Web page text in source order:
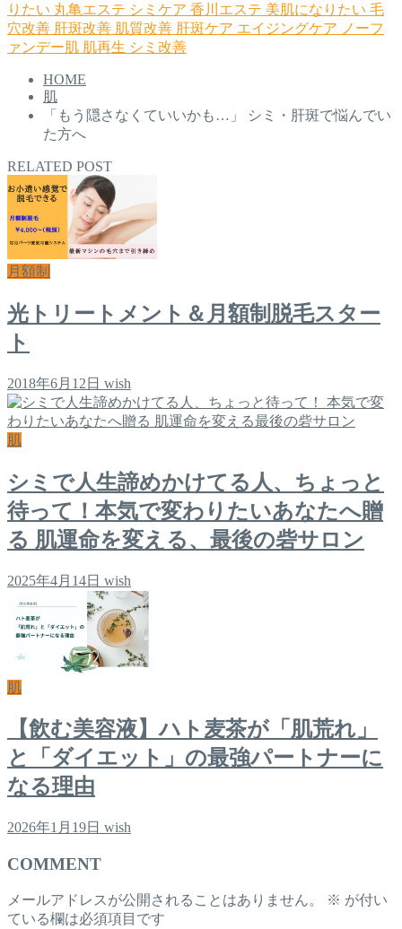
りたい 丸亀エステ シミケア 香川エステ 美肌になりたい 毛
穴改善 肝斑改善 肌質改善 肝斑ケア エイジングケア ノーフ
ァンデー肌 肌再生 シミ改善
HOME
肌
「もう隠さなくていいかも…」 シミ・肝斑で悩んでい
た方へ
RELATED POST
月額制
光トリートメント＆月額制脱毛スター
ト
2018年6月12日 wish
肌
シミで人生諦めかけてる人、ちょっと
待って！本気で変わりたいあなたへ贈
る 肌運命を変える、最後の砦サロン
2025年4月14日 wish
肌
【飲む美容液】ハト麦茶が「肌荒れ」
と「ダイエット」の最強パートナーに
なる理由
2026年1月19日 wish
COMMENT
メールアドレスが公開されることはありません。 ※ が付い
ている欄は必須項目です